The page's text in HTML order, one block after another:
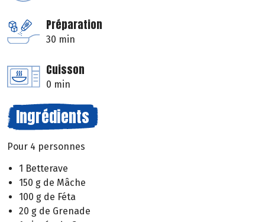
Préparation
30 min
Cuisson
0 min
Ingrédients
Pour 4 personnes
1 Betterave
150 g de Mâche
100 g de Féta
20 g de Grenade